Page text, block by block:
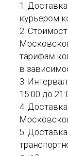
1.
курьером
2.
тарифам
в
3.
15:00 до
4.
5.